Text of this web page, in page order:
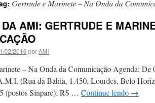
Gertrude e Marinete – Na Onda da
AMI: GERTRUDE E
02/2016 porAMI
– Na Onda da Comunicação Agenda: De
(Rua da Bahia, 1.450, Lourdes, Belo
(postos Sinparc); R$ … Continue lendo →